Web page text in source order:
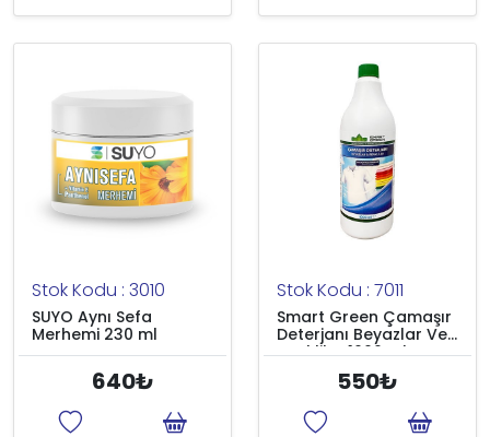
Stok Kodu : 3010
SUYO Aynı Sefa
Merhemi 230 ml
640₺
Stok Kodu : 7011
Smart Green Çamaşır
Deterjanı Beyazlar Ve
Renkliler 1000 ml
550₺